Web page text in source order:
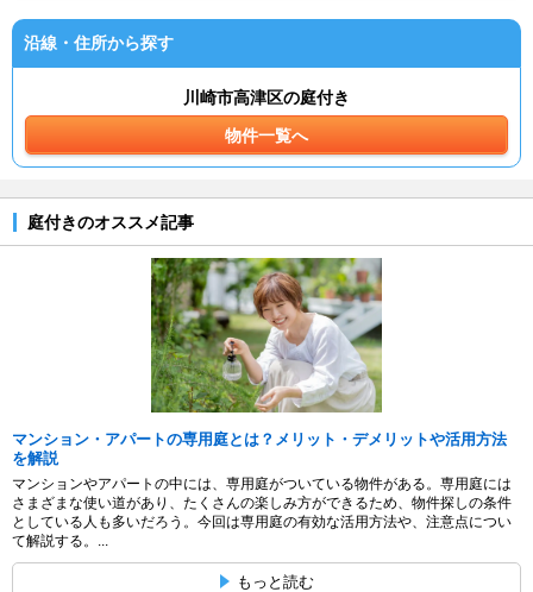
沿線・住所から探す
川崎市高津区の庭付き
物件一覧へ
庭付きのオススメ記事
マンション・アパートの専用庭とは？メリット・デメリットや活用方法
を解説
マンションやアパートの中には、専用庭がついている物件がある。専用庭には
さまざまな使い道があり、たくさんの楽しみ方ができるため、物件探しの条件
としている人も多いだろう。今回は専用庭の有効な活用方法や、注意点につい
て解説する。...
もっと読む